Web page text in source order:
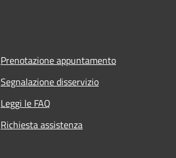
Prenotazione appuntamento
Segnalazione disservizio
Leggi le FAQ
Richiesta assistenza